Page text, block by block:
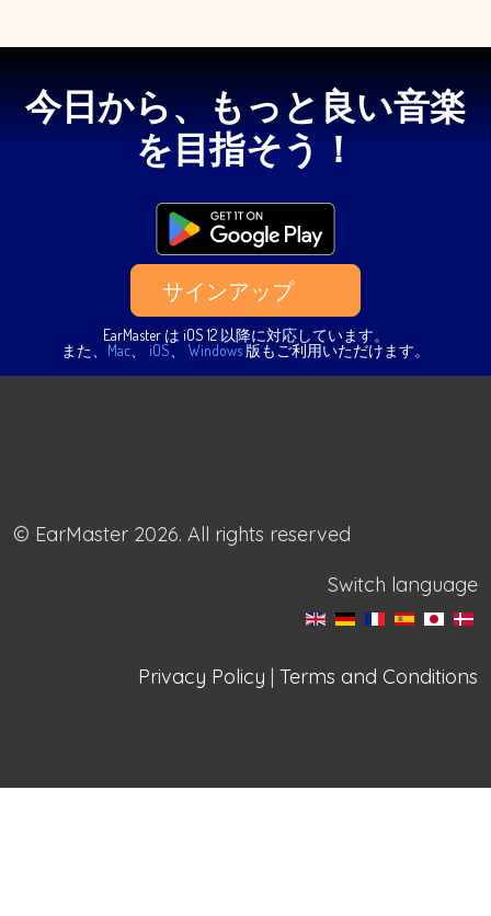
今日から、もっと良い音楽
を目指そう！
サインアップ
EarMaster は iOS 12 以降に対応しています。
また、 Mac iOS Windows 版もご利用いただけます。
© EarMaster 2026. All rights reserved
Switch language
Privacy Policy | Terms and Conditions